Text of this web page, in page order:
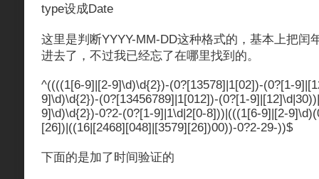
type设成Date
这里是判断YYYY-MM-DD这种格式的，基本上把闰
进去了，不过我已经忘了在哪里找到的。
^((((1[6-9]|[2-9]\d)\d{2})-(0?[13578]|1[02])-(0?[1-
9]\d)\d{2})-(0?[13456789]|1[012])-(0?[1-
9]\d)\d{2})-0?2-(0?[1-9]|1\d|2[0-8]))|(((1[6-9]|[2-
[26])|((16|[2468][048]|[3579][26])00))-0?2-29-))$
下面的是加了时间验证的